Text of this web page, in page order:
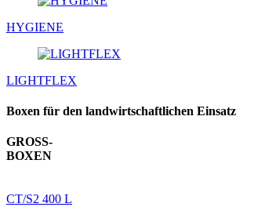
HYGIENE
LIGHTFLEX
Boxen für den landwirtschaftlichen Einsatz
GROSS-
BOXEN
CT/S2 400 L